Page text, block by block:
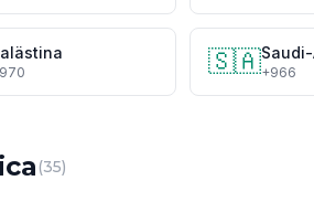
🇸🇦+966
(35)